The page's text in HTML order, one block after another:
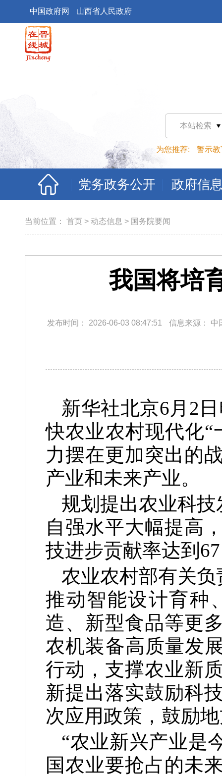
中国政府网 山西省人民政府
本站检索
为您推荐: 警示教
党务政务公开 政府信
当前位置： 首页 > 动态信息 > 国务院要闻
我国将培
发布时间： 2026-06-03 08:47:51 信息来源： 中
新华社北京6月2
快农业农村现代化
力摆在更加突出的
产业和未来产业。
规划提出农业科
自强水平大幅提高
技进步贡献率达到
农业农村部有关
推动智能设计育种
造、新型食品等更
农机装备高质量发
行动，支撑农业新
新提出落实鼓励科
次应用政策，鼓励
“农业新兴产业是
国农业要抢占的未